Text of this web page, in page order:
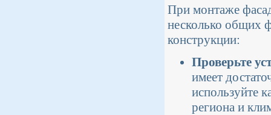
При монтаже
несколько общих
конструкции:
Проверьте
имеет
используйте
региона и